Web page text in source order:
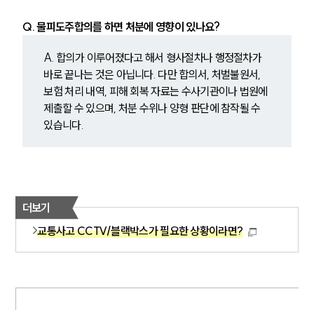
Q. 물피도주합의를 하면 처분에 영향이 있나요?
A. 합의가 이루어졌다고 해서 형사절차나 행정절차가
바로 끝나는 것은 아닙니다. 다만 합의서, 처벌불원서,
보험 처리 내역, 피해 회복 자료는 수사기관이나 법원에
제출할 수 있으며, 처분 수위나 양형 판단에 참작될 수
있습니다.
더보기
교통사고 CCTV/블랙박스가 필요한 상황이라면?